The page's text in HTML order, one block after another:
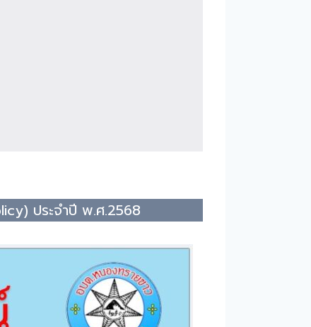
ประจำปี พ.ศ.2568